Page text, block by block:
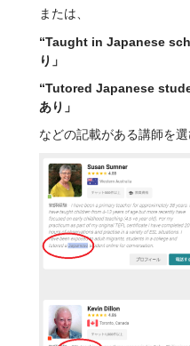
または、
“Taught in Japanese
り」
“Tutored Japanese
あり」
などの記載がある講師を選